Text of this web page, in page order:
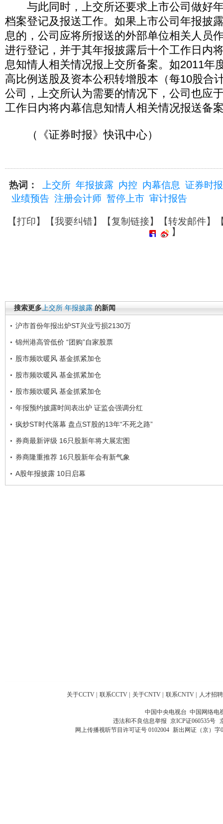
与此同时，上交所还要求上市公司做好
档案登记及报送工作。如果上市公司年报披
息的，公司应将所报送的外部单位相关人员
进行登记，并于其年报披露后十个工作日内
息知情人相关情况报上交所备案。如2011年
高比例送股及资本公积转增股本（每10股合
公司，上交所认为需要的情况下，公司也应
工作日内将内幕信息知情人相关情况报送备
（《证券时报》快讯中心）
热词： 上交所 年报披露 内控 内幕信息 证券时报
业绩预告 注册会计师 暂停上市 审计报告
【打印】【我要纠错】【复制链接】【转发邮件】
】
搜索更多上交所 年报披露 的新闻
沪市首份年报出炉ST兴业亏损2130万
锦州港高管低价 “团购”自家股票
股市频吹暖风 基金抓紧加仓
股市频吹暖风 基金抓紧加仓
股市频吹暖风 基金抓紧加仓
年报预约披露时间表出炉 证监会强调分红
疯炒ST时代落幕 盘点ST股的13年“不死之路”
券商最新评级 16只股新年将大展宏图
券商隆重推荐 16只股新年会有新气象
A股年报披露 10日启幕
关于CCTV 联系CCTV 关于CNTV 联系CNTV 人才招聘
中国中央电视台 中国网络电
违法和不良信息举报 京ICP证060535号
网上传播视听节目许可证号 0102004 新出网证（京）